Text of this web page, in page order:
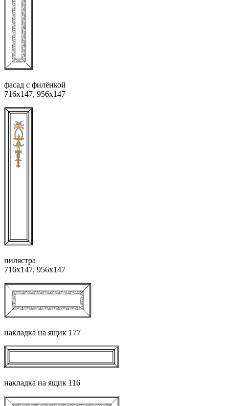
фасад с филёнкой
716х147, 956х147
пилястра
716х147, 956х147
накладка на ящик 177
накладка на ящик 116